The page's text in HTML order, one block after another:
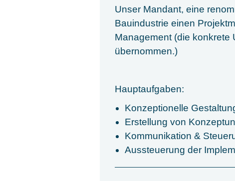
Unser Mandant, eine
Bauindustrie einen
Management (die konkrete
übernommen.)
Hauptaufgaben:
Konzeptionelle
Erstellung von
Kommunikation &
Aussteuerung der